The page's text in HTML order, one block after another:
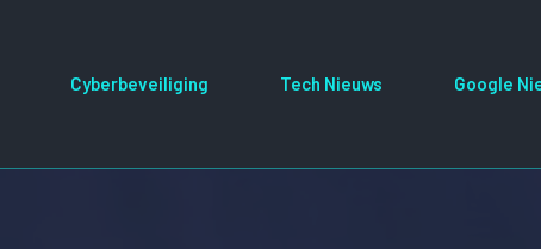
Cyberbeveiliging Tech Nieuws Google